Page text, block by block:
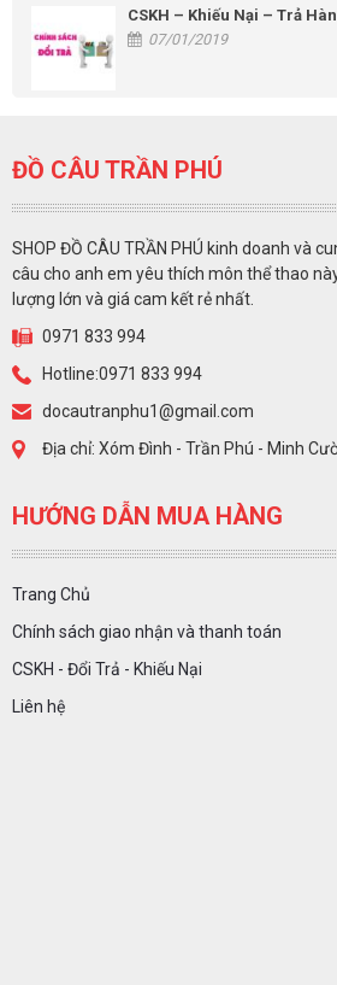
CSKH – Khiếu Nại – Trả
07/01/2019
ĐỒ CÂU TRẦN PHÚ
SHOP ĐỒ CÂU TRẦN PHÚ kinh doanh và
câu cho anh em yêu thích môn thể thao
lượng lớn và giá cam kết rẻ nhất.
0971 833 994
Hotline:0971 833 994
docautranphu1@gmail.com
Địa chỉ: Xóm Đình - Trần Phú - Minh
HƯỚNG DẪN MUA HÀNG
Trang Chủ
Chính sách giao nhận và thanh toán
CSKH - Đổi Trả - Khiếu Nại
Liên hệ